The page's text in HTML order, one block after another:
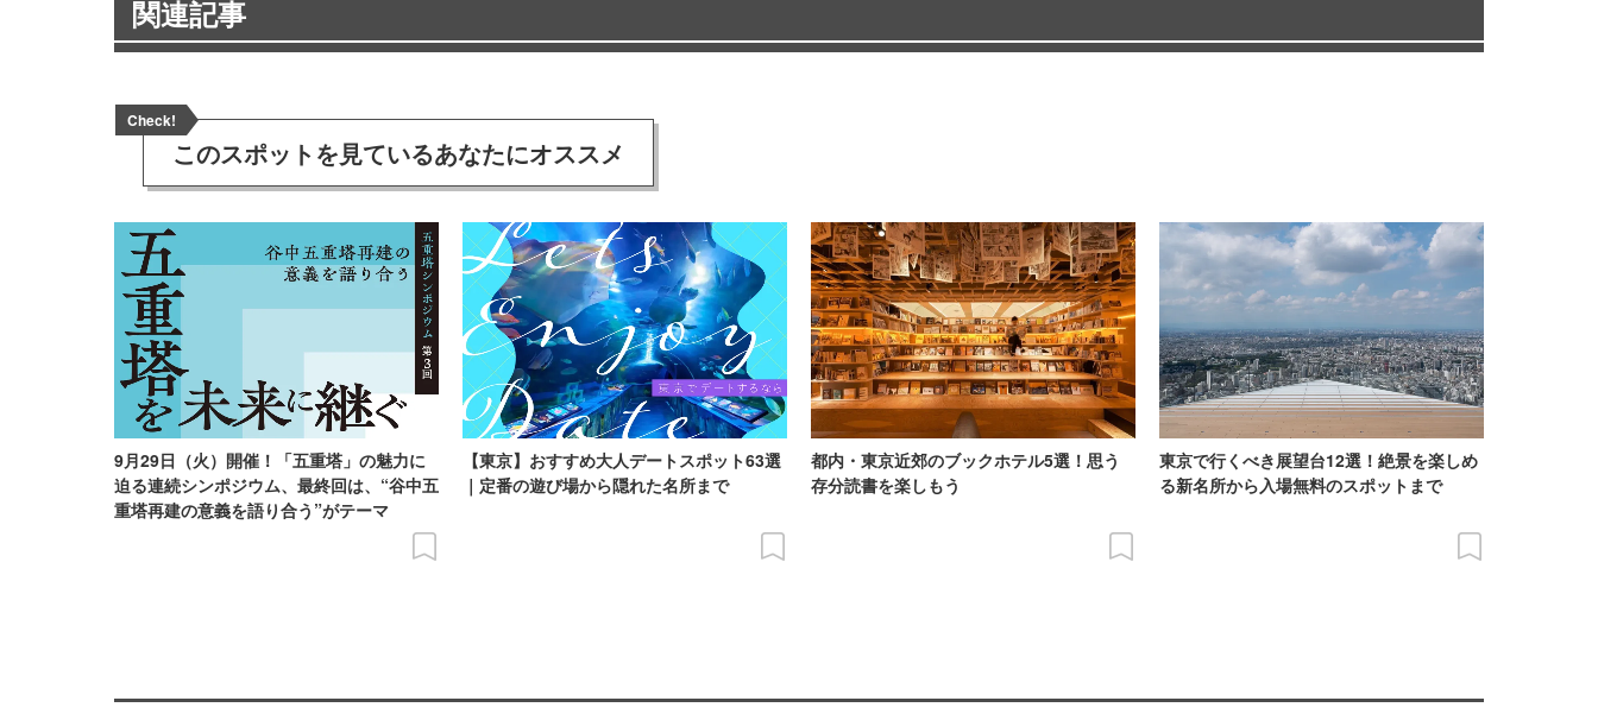
関連記事
Check!
このスポットを見ているあなたにオススメ
9月29日（火）開催！「五重塔」の魅力に
迫る連続シンポジウム、最終回は、“谷中五
重塔再建の意義を語り合う”がテーマ
【東京】おすすめ大人デートスポット63選
｜定番の遊び場から隠れた名所まで
都内・東京近郊のブックホテル5選！思う
存分読書を楽しもう
東京で行くべき展望台12選！絶景を楽しめ
る新名所から入場無料のスポットまで